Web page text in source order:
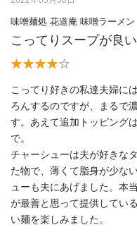
味噌麺処 花道庵 味噌ラーメン
こってりスープが良い
こってり好きの私達夫婦に
ろんするのですが、まるで
す。あえて追加トッピング
で。
チャーシューは夫が好きな
た物で、薄くて脂身が少な
ューも夫にあげました。本
が最善と思って提供してい
い麺を楽しみました。